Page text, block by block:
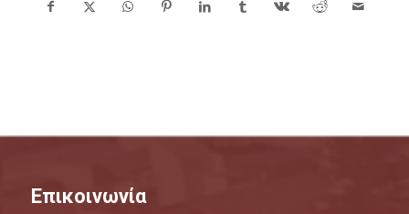
Επικοινωνία